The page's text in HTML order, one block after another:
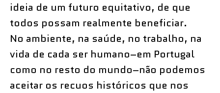
ideia de um futuro equitativo, de que
todos possam realmente beneficiar.
No ambiente, na saúde, no trabalho, na
vida de cada ser humano–em Portugal
como no resto do mundo–não podemos
aceitar os recuos históricos que nos